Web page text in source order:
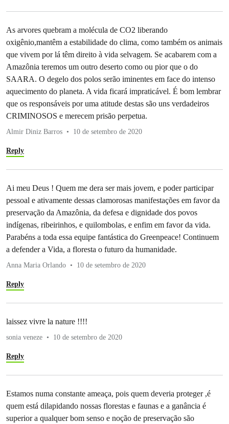
As arvores quebram a molécula de CO2 liberando
oxigênio,mantêm a estabilidade do clima, como também os animais
que vivem por lá têm direito à vida selvagem. Se acabarem com a
Amazônia teremos um outro deserto como ou pior que o do
SAARA. O degelo dos polos serão iminentes em face do intenso
aquecimento do planeta. A vida ficará impraticável. É bom lembrar
que os responsáveis por uma atitude destas são uns verdadeiros
CRIMINOSOS e merecem prisão perpetua.
Almir Diniz Barros 10 de setembro de 2020
Reply
Ai meu Deus ! Quem me dera ser mais jovem, e poder participar
pessoal e ativamente dessas clamorosas manifestações em favor da
preservação da Amazônia, da defesa e dignidade dos povos
indígenas, ribeirinhos, e quilombolas, e enfim em favor da vida.
Parabéns a toda essa equipe fantástica do Greenpeace! Continuem
a defender a Vida, a floresta o futuro da humanidade.
Anna Maria Orlando 10 de setembro de 2020
Reply
laissez vivre la nature !!!!
sonia veneze 10 de setembro de 2020
Reply
Estamos numa constante ameaça, pois quem deveria proteger ,é
quem está dilapidando nossas florestas e faunas e a ganância é
superior a qualquer bom senso e noção de preservação são